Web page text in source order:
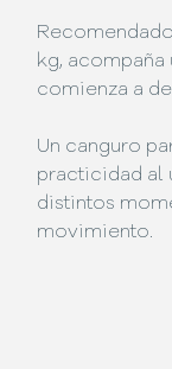
kg, acompaña
comienza a
Un canguro
practicidad al
distintos
movimiento.